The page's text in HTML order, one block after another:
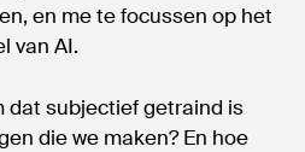
en me te focussen op het
van AI.
dat subjectief getraind is
die we maken? En hoe